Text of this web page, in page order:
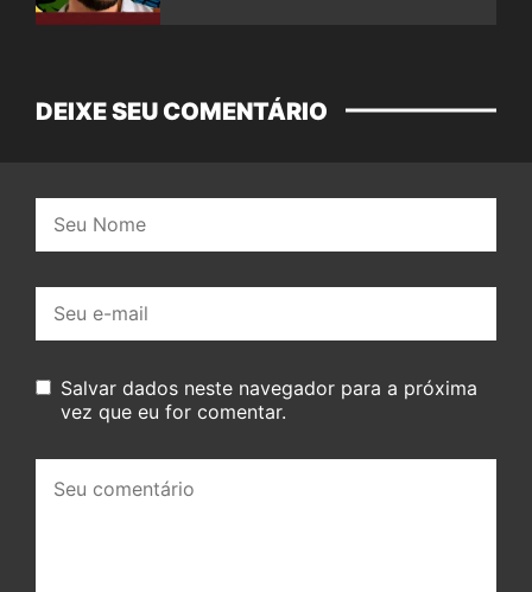
DEIXE SEU COMENTÁRIO
mail:
Salvar dados neste navegador para a próxima
vez que eu for comentar.
comentário: